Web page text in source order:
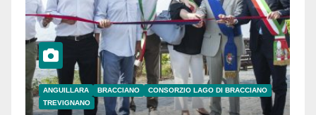
ANGUILLARA BRACCIANO
CONSORZIO LAGO DI BRACCIANO
TREVIGNANO